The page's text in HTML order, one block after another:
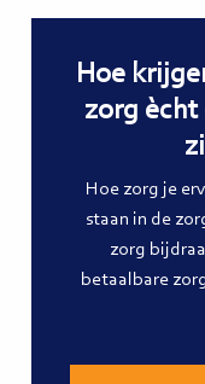
Hoe
zorg
Hoe zorg je
staan in de
zorg
betaalbare